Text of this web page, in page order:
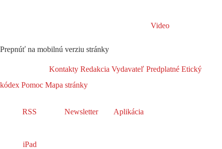
Video
Prepnúť na mobilnú verziu stránky
Kontakty Redakcia Vydavateľ Predplatné Etický
kódex Pomoc Mapa stránky
RSS Newsletter Aplikácia
iPad